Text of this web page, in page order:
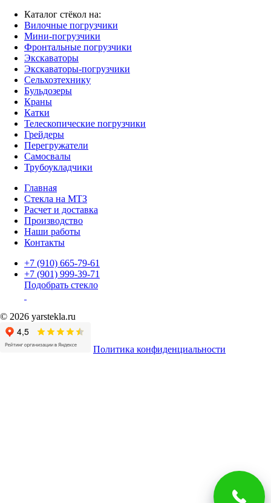
Каталог стёкол на:
Вилочные погрузчики
Мини-погрузчики
Фронтальные погрузчики
Экскаваторы
Экскаваторы-погрузчики
Сельхозтехнику
Бульдозеры
Краны
Катки
Телескопические погрузчики
Грейдеры
Перегружатели
Самосвалы
Трубоукладчики
Главная
Стекла на МТЗ
Расчет и доставка
Производство
Наши работы
Контакты
+7 (910) 665-79-61
+7 (901) 999-39-71
Подобрать стекло
© 2026 yarstekla.ru
Политика конфиденциальности
Нажимая на кнопку, вы подтверждаете, что
политикой конфиденциальностии